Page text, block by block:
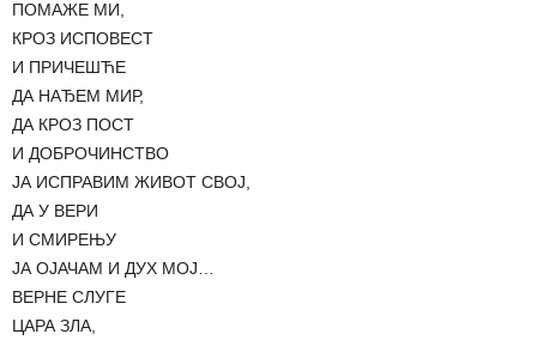
ПОМАЖЕ МИ,
КРОЗ ИСПОВЕСТ
И ПРИЧЕШЋЕ
ДА НАЂЕМ МИР,
ДА КРОЗ ПОСТ
И ДОБРОЧИНСТВО
ЈА ИСПРАВИМ ЖИВОТ СВОЈ,
ДА У ВЕРИ
И СМИРЕЊУ
ЈА ОЈАЧАМ И ДУХ МОЈ…
ВЕРНЕ СЛУГЕ
ЦАРА ЗЛА,